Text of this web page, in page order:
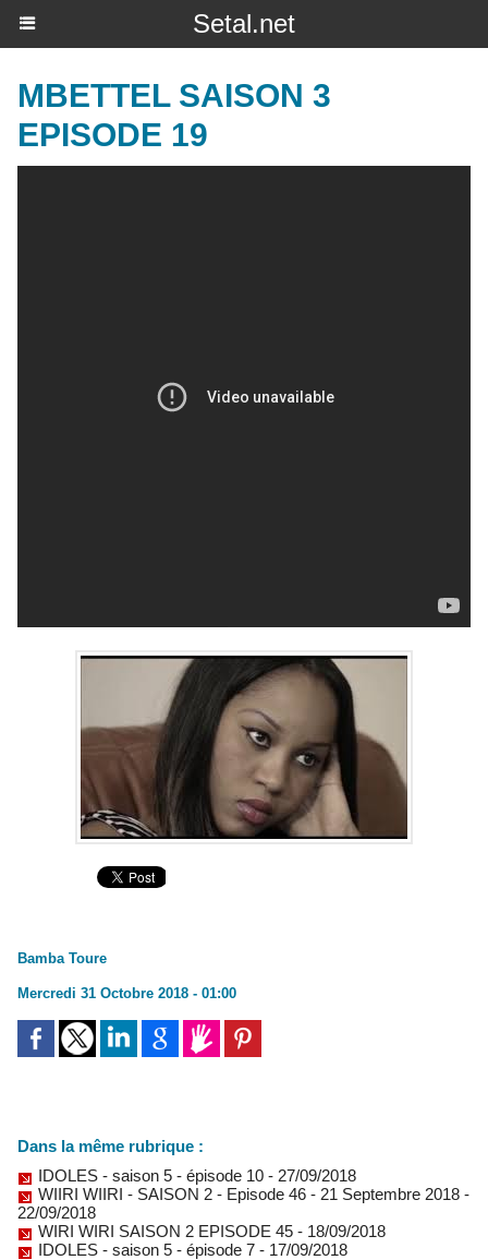
Setal.net
MBETTEL SAISON 3
EPISODE 19
Bamba Toure
Mercredi 31 Octobre 2018 - 01:00
Dans la même rubrique :
IDOLES - saison 5 - épisode 10 - 27/09/2018
WIIRI WIIRI - SAISON 2 - Episode 46 - 21 Septembre 2018 -
22/09/2018
WIRI WIRI SAISON 2 EPISODE 45 - 18/09/2018
IDOLES - saison 5 - épisode 7 - 17/09/2018